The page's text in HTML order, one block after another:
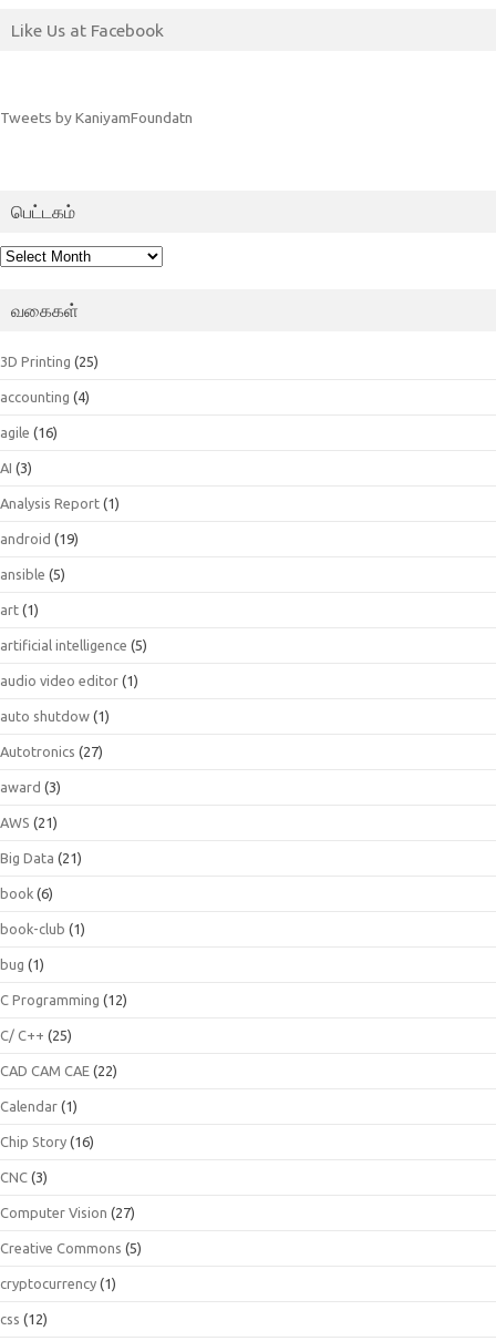
Like Us at Facebook
Tweets by KaniyamFoundatn
பெட்டகம்
பெட்டகம்
வகைகள்
3D Printing (25)
accounting (4)
agile (16)
AI (3)
Analysis Report (1)
android (19)
ansible (5)
art (1)
artificial intelligence (5)
audio video editor (1)
auto shutdow (1)
Autotronics (27)
award (3)
AWS (21)
Big Data (21)
book (6)
book-club (1)
bug (1)
C Programming (12)
C/ C++ (25)
CAD CAM CAE (22)
Calendar (1)
Chip Story (16)
CNC (3)
Computer Vision (27)
Creative Commons (5)
cryptocurrency (1)
css (12)